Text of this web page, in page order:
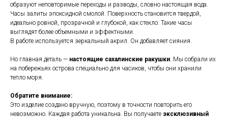
образуют неповторимые переходы и разводы, словно настоящая вода.
Часы залиты эпоксидной смолой. Поверхность становится твердой,
идеально ровной, прозрачной и глубокой, как стекло. Такие часы
выглядят более объемными и эффектными.
В работе используется зеркальный акрил. Он добавляет сияния.
Но главная деталь — настоящие сахалинские ракушки. Мы собрали их
на побережьях острова специально для часиков, чтобы они хранили
тепло моря.
Обратите внимание:
Это изделие создано вручную, поэтому в точности повторить его
невозможно. Каждая работа уникальна. Вы получаете эксклюзивный